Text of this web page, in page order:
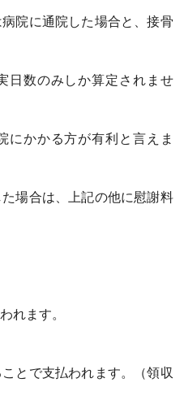
院に通院した場合と、接骨
日数のみしか算定されませ
にかかる方が有利と言えま
場合は、上記の他に慰謝料
れます。
とで支払われます。（領収